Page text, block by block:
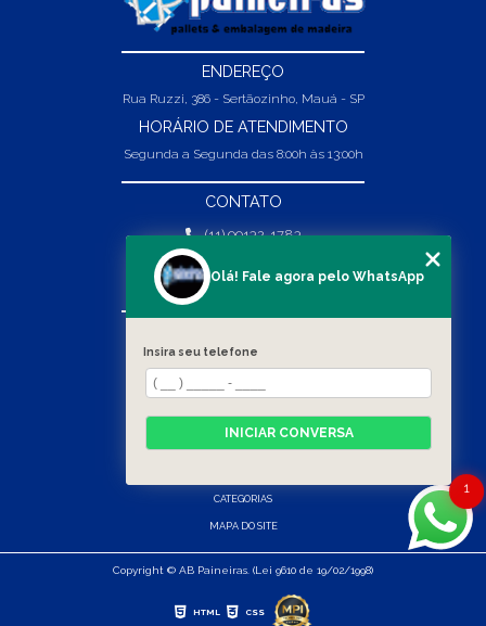
ENDEREÇO
Rua Ruzzi, 386 - Sertãozinho, Mauá - SP
HORÁRIO DE ATENDIMENTO
Segunda a Segunda das 8:00h às 13:00h
CONTATO
(11) 99132-1783
(11) 99132-1783
vendas@abpaineiras.com.br
SOBRE NÓS
PRODUTOS
CATEGORIAS
MAPA DO SITE
Copyright © AB Paineiras. (Lei 9610 de 19/02/1998)
HTML CSS
1
Olá! Fale agora pelo WhatsApp
Insira seu telefone
INICIAR CONVERSA